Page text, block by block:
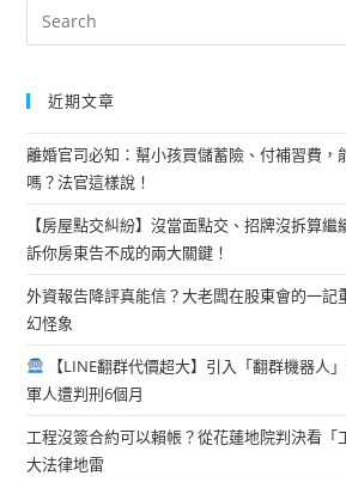
就
近期文章
離婚官司必知：幫小孩買儲蓄險、付補習費，
嗎？法官這樣說！
【房屋點交糾紛】沒當面點交、招牌沒拆算
訴你房東告不成的兩大關鍵！
外資報告降評真能信？大老闆在股東會的一記
幻怪象
【LINE翻群代價超大】引入「翻群機器人
軍人遭判刑6個月
工程沒簽合約可以賴帳？從花蓮地院判決看「
大法律地雷